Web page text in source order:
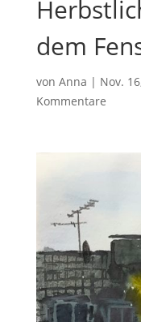
dem
von Anna | Nov.
Kommentare